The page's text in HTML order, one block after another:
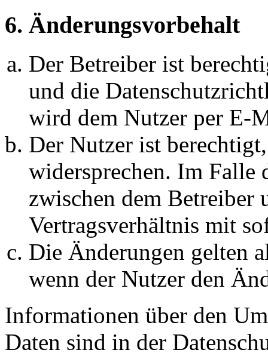
6. Änderungsvorbehalt
Der Betreiber ist
und die
wird dem Nutzer per E-
Der Nutzer ist
widersprechen. Im Falle
zwischen dem Betreiber
Vertragsverhältnis mit
Die Änderungen gelten
wenn der Nutzer den
Informationen über den
Daten sind in der